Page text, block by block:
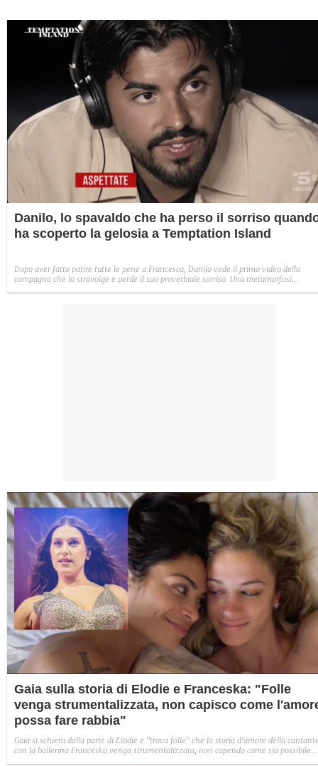
Danilo, lo spavaldo che ha perso il sorriso
ha scoperto la gelosia a Temptation Island
Dopo aver fatto patire tutte le pene a Francesca, Danilo vede il primo video della
compagna che lo stravolge e perde il suo proverbiale sorriso. Una metamorfosi
Gaia sulla storia di Elodie e Franceska: "Folle
venga strumentalizzata, non capisco come
possa fare rabbia"
Gaia si schiera dalla parte di Elodie e "trova folle" che la storia d'amore della
con la ballerina Franceska venga strumentalizzata, non capendo come sia possibile